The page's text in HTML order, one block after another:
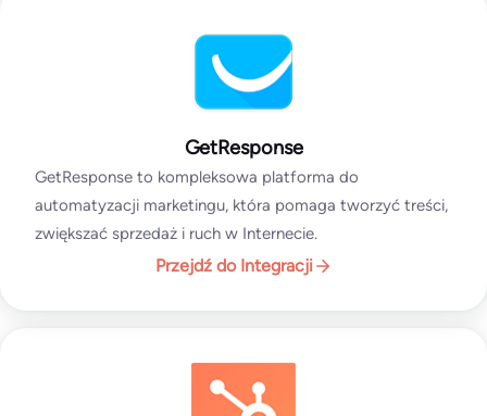
GetResponse
GetResponse to kompleksowa platforma do
automatyzacji marketingu, która pomaga tworzyć treści,
zwiększać sprzedaż i ruch w Internecie.
Przejdź do Integracji